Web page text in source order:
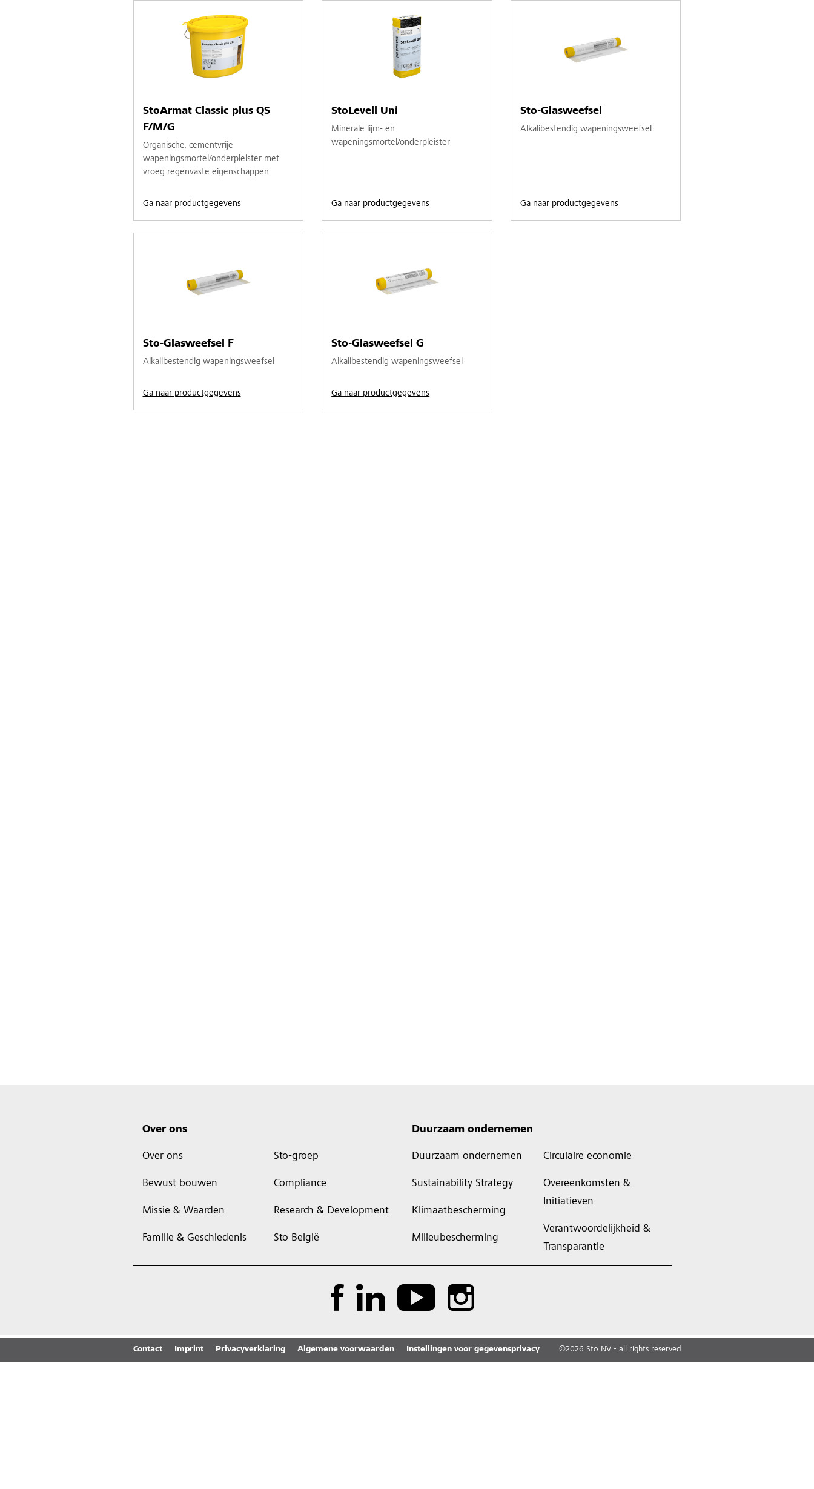
StoArmat Classic plus QS
F/M/G
Organische, cementvrije
wapeningsmortel/onderpleister met
vroeg regenvaste eigenschappen
Ga naar productgegevens
StoLevell Uni
Minerale lijm- en
wapeningsmortel/onderpleister
Ga naar productgegevens
Sto-Glasweefsel
Alkalibestendig wapeningsweefsel
Ga naar productgegevens
Sto-Glasweefsel F
Alkalibestendig wapeningsweefsel
Ga naar productgegevens
Sto-Glasweefsel G
Alkalibestendig wapeningsweefsel
Ga naar productgegevens
Over ons
Over ons
Bewust bouwen
Missie & Waarden
Familie & Geschiedenis
Sto-groep
Compliance
Research & Development
Sto België
Duurzaam ondernemen
Duurzaam ondernemen
Sustainability Strategy
Klimaatbescherming
Milieubescherming
Circulaire economie
Overeenkomsten &
Initiatieven
Verantwoordelijkheid &
Transparantie
Contact Imprint Privacyverklaring Algemene voorwaarden Instellingen voor gegevensprivacy ©2026 Sto NV - all rights reserved